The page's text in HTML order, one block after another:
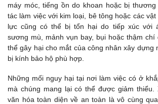
máy móc, tiếng ồn do khoan hoặc bị
tác làm việc với kim loại, bê tông hoặc các
lực cũng có thể bị tổn hại do tiếp xúc với
sương mù, mảnh vụn bay, bụi hoặc thậm
thể gây hại cho mắt của công nhân xây dựng
bị kính bảo hộ phù hợp.
Những mối nguy hại tại nơi làm việc có ở
mà chúng mang lại có thể được giảm thiểu.
văn hóa toàn diện về an toàn là vô cùng